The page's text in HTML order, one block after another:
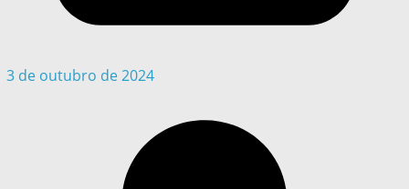
3 de outubro de 2024